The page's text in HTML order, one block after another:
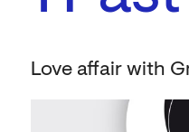
Love affair with